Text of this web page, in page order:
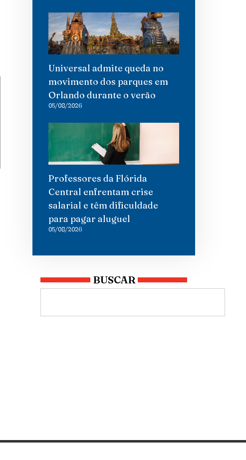
Universal admite queda no
movimento dos parques em
Orlando durante o verão
05/08/2026
Professores da Flórida
Central enfrentam crise
salarial e têm dificuldade
para pagar aluguel
05/08/2026
BUSCAR